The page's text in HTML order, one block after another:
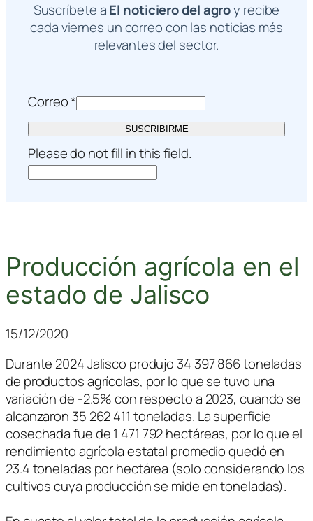
Suscríbete aEl noticiero del agroy recibe
cada viernes un correo con las noticias más
relevantes del sector.
Correo*
SUSCRIBIRME
Please do not fill in this field.
Producción agrícola en el
estado de Jalisco
15/12/2020
Durante 2024 Jalisco produjo 34 397 866 toneladas
de productos agrícolas, por lo que se tuvo una
variación de -2.5% con respecto a 2023, cuando se
alcanzaron 35 262 411 toneladas. La superficie
cosechada fue de 1 471 792 hectáreas, por lo que el
rendimiento agrícola estatal promedio quedó en
23.4 toneladas por hectárea (solo considerando los
cultivos cuya producción se mide en toneladas).